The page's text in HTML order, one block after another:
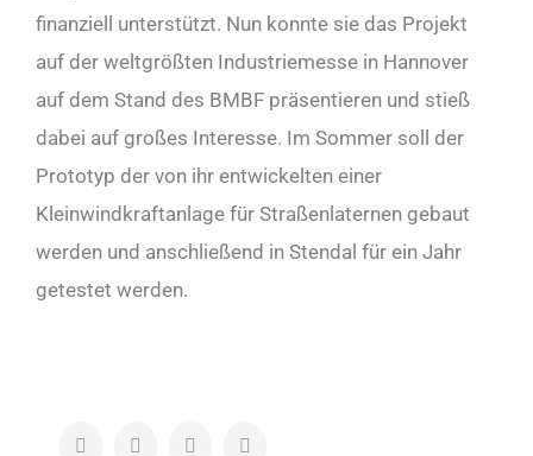
finanziell unterstützt. Nun konnte sie das Projekt
auf der weltgrößten Industriemesse in Hannover
auf dem Stand des BMBF präsentieren und stieß
dabei auf großes Interesse. Im Sommer soll der
Prototyp der von ihr entwickelten einer
Kleinwindkraftanlage für Straßenlaternen gebaut
werden und anschließend in Stendal für ein Jahr
getestet werden.
FacebookTwitter LinkedIn